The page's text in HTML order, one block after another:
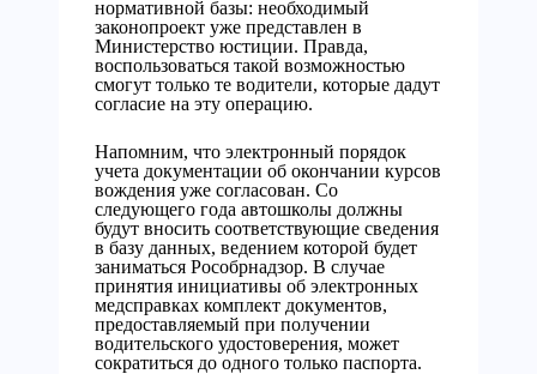
нормативной базы: необходимый
законопроект уже представлен в
Министерство юстиции. Правда,
воспользоваться такой возможностью
смогут только те водители, которые дадут
согласие на эту операцию.
Напомним, что электронный порядок
учета документации об окончании курсов
вождения уже согласован. Со
следующего года автошколы должны
будут вносить соответствующие сведения
в базу данных, ведением которой будет
заниматься Рособрнадзор. В случае
принятия инициативы об электронных
медсправках комплект документов,
предоставляемый при получении
водительского удостоверения, может
сократиться до одного только паспорта.